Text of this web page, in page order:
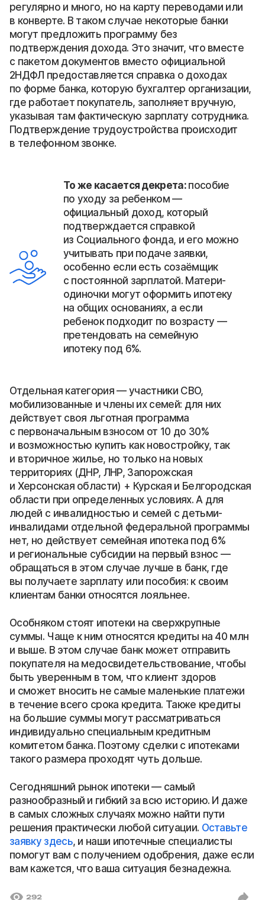
регулярно и много, но на карту переводами или
в конверте. В таком случае некоторые банки
могут предложить программу без
подтверждения дохода. Это значит, что вместе
с пакетом документов вместо официальной
2НДФЛ предоставляется справка о доходах
по форме банка, которую бухгалтер организации,
где работает покупатель, заполняет вручную,
указывая там фактическую зарплату сотрудника.
Подтверждение трудоустройства происходит
в телефонном звонке.
То же касается декрета: пособие
по уходу за ребенком —
официальный доход, который
подтверждается справкой
из Социального фонда, и его можно
учитывать при подаче заявки,
особенно если есть созаёмщик
с постоянной зарплатой. Матери-
одиночки могут оформить ипотеку
на общих основаниях, а если
ребенок подходит по возрасту —
претендовать на семейную
ипотеку под 6%.
Отдельная категория — участники СВО,
мобилизованные и члены их семей: для них
действует своя льготная программа
с первоначальным взносом от 10 до 30%
и возможностью купить как новостройку, так
и вторичное жилье, но только на новых
территориях (ДНР, ЛНР, Запорожская
и Херсонская области) + Курская и Белгородская
области при определенных условиях. А для
людей с инвалидностью и семей с детьми-
инвалидами отдельной федеральной программы
нет, но действует семейная ипотека под 6%
и региональные субсидии на первый взнос —
обращаться в этом случае лучше в банк, где
вы получаете зарплату или пособия: к своим
клиентам банки относятся лояльнее.
Особняком стоят ипотеки на сверхкрупные
суммы. Чаще к ним относятся кредиты на 40 млн
и выше. В этом случае банк может отправить
покупателя на медосвидетельствование, чтобы
быть уверенным в том, что клиент здоров
и сможет вносить не самые маленькие платежи
в течение всего срока кредита. Также кредиты
на большие суммы могут рассматриваться
индивидуально специальным кредитным
комитетом банка. Поэтому сделки с ипотеками
такого размера проходят чуть дольше.
Сегодняшний рынок ипотеки — самый
разнообразный и гибкий за всю историю. И даже
в самых сложных случаях можно найти пути
решения практически любой ситуации. Оставьте
заявку здесь, и наши ипотечные специалисты
помогут вам с получением одобрения, даже если
вам кажется, что ваша ситуация безнадежна.
292